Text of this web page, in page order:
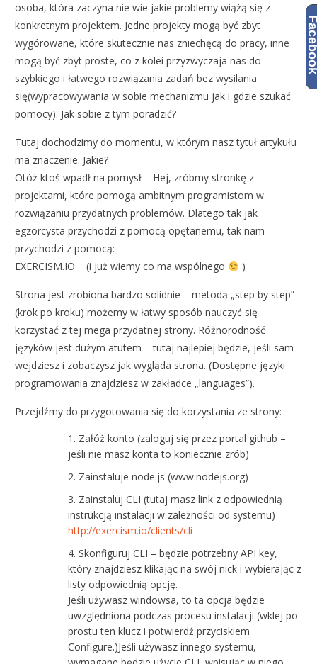
osoba, która zaczyna nie wie jakie problemy wiążą się z
konkretnym projektem. Jedne projekty mogą być zbyt
wygórowane, które skutecznie nas zniechęcą do pracy, inne
mogą być zbyt proste, co z kolei przyzwyczaja nas do
szybkiego i łatwego rozwiązania zadań bez wysilania
się(wypracowywania w sobie mechanizmu jak i gdzie szukać
pomocy). Jak sobie z tym poradzić?
Tutaj dochodzimy do momentu, w którym nasz tytuł artykułu
ma znaczenie. Jakie?
Otóż ktoś wpadł na pomysł – Hej, zróbmy stronkę z
projektami, które pomogą ambitnym programistom w
rozwiązaniu przydatnych problemów. Dlatego tak jak
egzorcysta przychodzi z pomocą opętanemu, tak nam
przychodzi z pomocą:
EXERCISM.IO (i już wiemy co ma wspólnego
)
Strona jest zrobiona bardzo solidnie – metodą „step by step”
(krok po kroku) możemy w łatwy sposób nauczyć się
korzystać z tej mega przydatnej strony. Różnorodność
języków jest dużym atutem – tutaj najlepiej będzie, jeśli sam
wejdziesz i zobaczysz jak wygląda strona. (Dostępne języki
programowania znajdziesz w zakładce „languages”).
Przejdźmy do przygotowania się do korzystania ze strony:
Załóż konto (zaloguj się przez portal github –
jeśli nie masz konta to koniecznie zrób)
Zainstaluje node.js (www.nodejs.org)
Zainstaluj CLI (tutaj masz link z odpowiednią
instrukcją instalacji w zależności od systemu)
http://exercism.io/clients/cli
Skonfiguruj CLI – będzie potrzebny API key,
który znajdziesz klikając na swój nick i wybierając z
listy odpowiednią opcję.
Jeśli używasz windowsa, to ta opcja będzie
uwzględniona podczas procesu instalacji (wklej po
prostu ten klucz i potwierdź przyciskiem
Configure.)Jeśli używasz innego systemu,